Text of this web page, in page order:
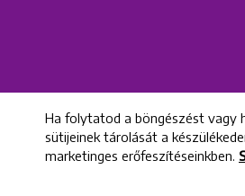
Ha folytatod a böngészést vagy
sütijeinek tárolását a
marketinges erőfeszítéseinkben.